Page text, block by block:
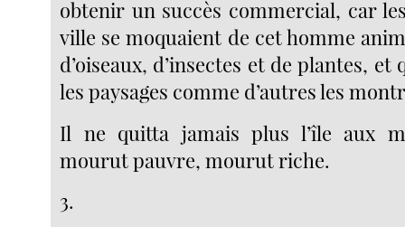
obtenir un succès commercial, car
ville se moquaient de cet homme
d’oiseaux, d’insectes et de plantes,
les paysages comme d’autres les
Il ne quitta jamais plus l’île aux
mourut pauvre, mourut riche.
3.